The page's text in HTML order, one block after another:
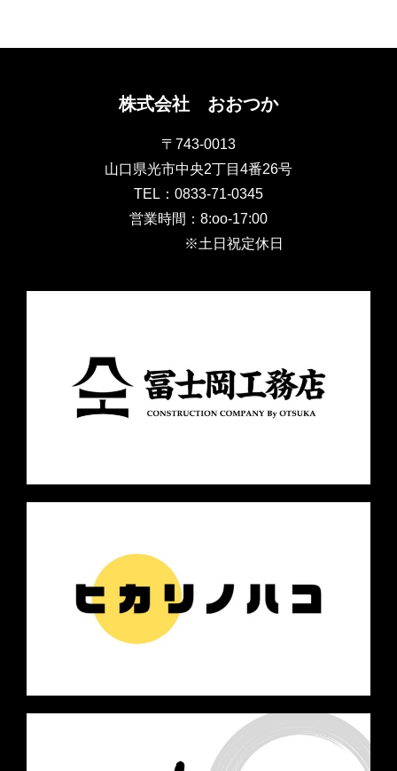
株式会社 おおつか
〒743-0013
山口県光市中央2丁目4番26号
TEL：0833-71-0345
営業時間：8:oo-17:00
※土日祝定休日